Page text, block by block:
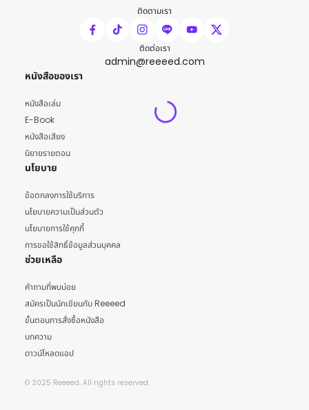
ติดตามเรา
ติดต่อเรา
admin@reeeed.com
หนังสือของเรา
หนังสือเล่ม
E-Book
หนังสือเสียง
นิยายรายตอน
นโยบาย
ข้อตกลงการใช้บริการ
นโยบายความเป็นส่วนตัว
นโยบายการใช้คุกกี้
การขอใช้สิทธิ์ข้อมูลส่วนบุคคล
ช่วยเหลือ
คำถามที่พบบ่อย
สมัครเป็นนักเขียนกับ Reeeed
ขั้นตอนการสั่งซื้อหนังสือ
บทความ
ดาวน์โหลดแอป
© 2025 Reeeed. All rights reserved.